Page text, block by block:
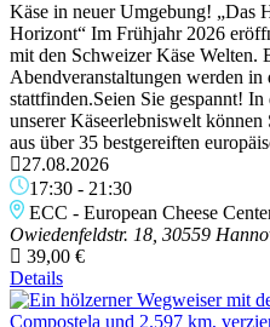
Käse in neuer Umgebung! „Das
Horizont“ Im Frühjahr 2026
mit den Schweizer Käse Welten.
Abendveranstaltungen werden in
stattfinden.Seien Sie gespannt!
unserer Käseerlebniswelt
aus über 35 bestgereiften
27.08.2026
17:30 - 21:30
ECC - European Cheese
Owiedenfeldstr. 18, 30559
39,00 €
Details